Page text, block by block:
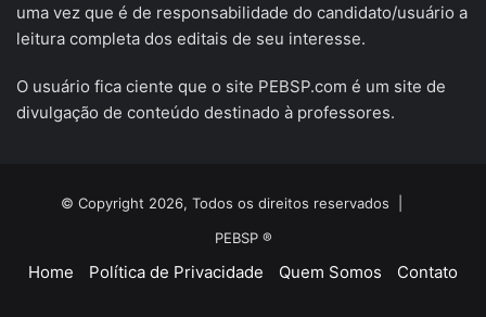
uma vez que é de responsabilidade do candidato/usuário a
leitura completa dos editais de seu interesse.
O usuário fica ciente que o site PEBSP.com é um site de
divulgação de conteúdo destinado à professores.
© Copyright 2026, Todos os direitos reservados |
PEBSP ®
Home Política de Privacidade Quem Somos Contato